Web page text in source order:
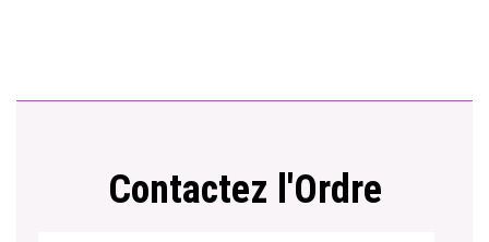
Contactez l'Ordre